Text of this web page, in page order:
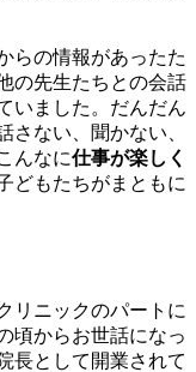
らの情報があったた
の先生たちとの会話
いました。だんだん
さない、聞かない、
んなに仕事が楽しく
どもたちがまともに
リニックのパートに
頃からお世話になっ
長として開業されて